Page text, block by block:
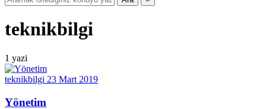
teknikbilgi
1 yazi
teknikbilgi 23 Mart 2019
Yönetim